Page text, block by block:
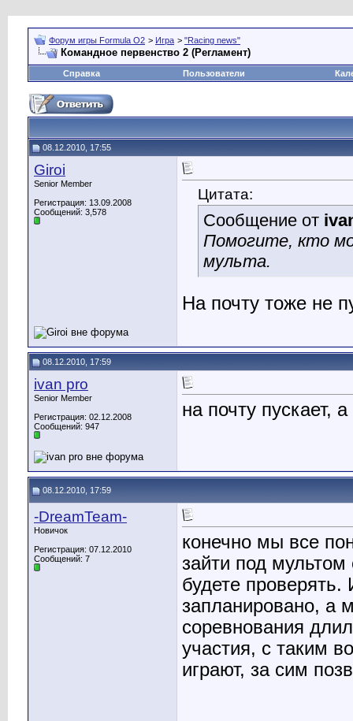
Форум игры Formula O2 > Игра > "Racing news"
Командное первенство 2 (Регламент)
Справка Пользователи
08.12.2010, 17:55
Giroi
Senior Member
Регистрация: 13.09.2008
Сообщений: 3,578
Цитата:
Сообщение от
Помогите, кто
мульта.
На почту тоже не
08.12.2010, 17:59
ivan pro
Senior Member
Регистрация: 02.12.2008
Сообщений: 947
на почту пускает,
08.12.2010, 17:59
-DreamTeam-
Новичок
Регистрация: 07.12.2010
Сообщений: 7
конечно мы все
зайти под
будете
запланировано, а
соревнования
участия, с таким
играют, за сим